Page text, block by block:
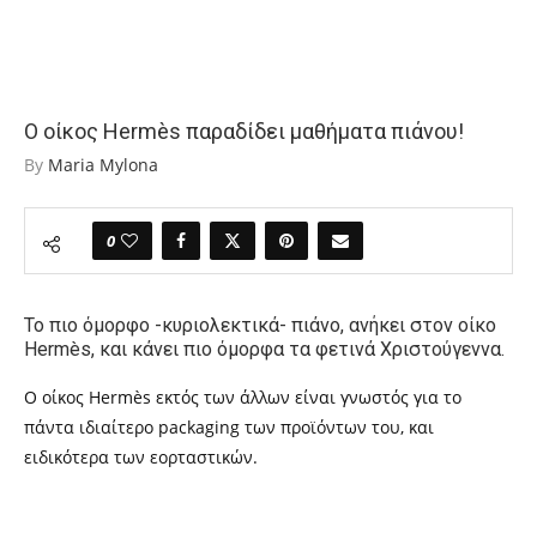
Ο οίκος Hermès παραδίδει μαθήματα πιάνου!
By Maria Mylona
0
Το πιο όμορφο -κυριολεκτικά- πιάνο, ανήκει στον οίκο
Hermès, και κάνει πιο όμορφα τα φετινά Χριστούγεννα.
Ο οίκος Hermès εκτός των άλλων είναι γνωστός για το
πάντα ιδιαίτερο packaging των προϊόντων του, και
ειδικότερα των εορταστικών.